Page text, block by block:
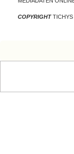
COPYRIGHTTICHYS